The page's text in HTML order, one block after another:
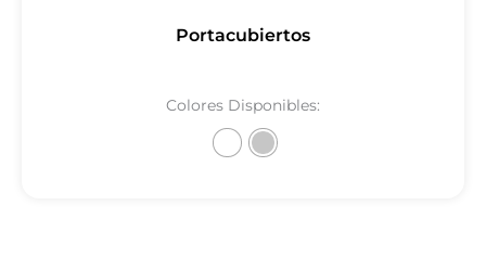
Portacubiertos
Colores Disponibles: